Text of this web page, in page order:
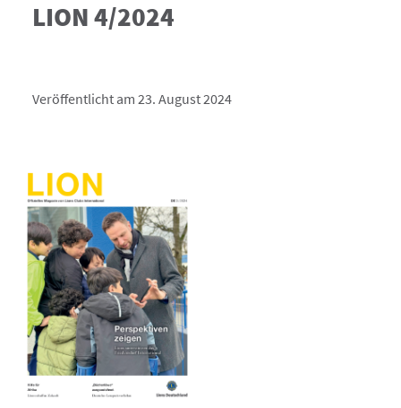
LION 4/2024
Veröffentlicht am 23. August 2024